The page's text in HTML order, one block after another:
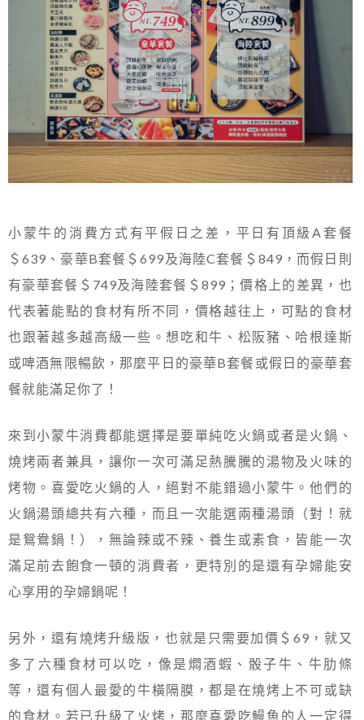
小蒙牛的消費方式有平假日之差，平日有頂級A套餐
＄639、豪華B套餐＄699及海陸C套餐＄849，而假日則
有豪華套餐＄749及海陸套餐＄899；價格上的差異，也
代表著能點的食材有所不同，價格越往上，可點的食材
也跟著越多越高級一些。想吃和牛、松阪豬、哈根達斯
或啤酒無限暢飲，那麼平日的豪華B套餐或假日的豪華套
餐就能滿足你了！
來到小蒙牛消費都能選擇是要單純吃火鍋或者是火鍋、
燒烤兩者兼具，讓你一次可滿足熱騰騰的湯物及火味的
烤物。喜愛吃火鍋的人，絕對不能錯過小蒙牛。他們的
火鍋湯頭總共有六種，而且一次能選兩種湯頭（對！就
是鴛鴦鍋！），無論辣或不辣、養生或素食，皆能一次
滿足前去飽食一頓的消費者，更特別的是還有孕婦能安
心享用的孕婦鍋呢！
另外，還有燒烤升級版，也就是只需要加價＄69，就又
多了六種食材可以吃，像是燜酒蝦、骰子牛、牛肋條
等，還有個人最愛的牛橫隔膜，都是在燒烤上不可或缺
的食材。若已升級了火烤，那麼喜愛吃鰻魚的人一定得